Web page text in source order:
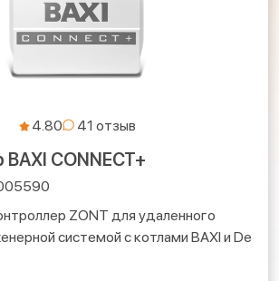
4.80
CONNECT+
ZONT для удаленного
системой с котлами BAXI и De